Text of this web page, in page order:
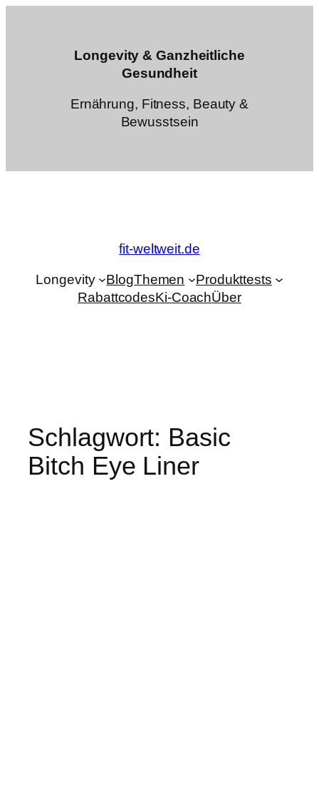
Longevity & Ganzheitliche
Gesundheit
Ernährung, Fitness, Beauty &
Bewusstsein
fit-weltweit.de
Longevity BlogThemen
Produkttests
RabattcodesKi-CoachÜber
Schlagwort: Basic
Bitch Eye Liner